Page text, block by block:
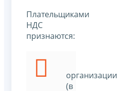
Плательщиками
НДС
признаются:
организации
(в